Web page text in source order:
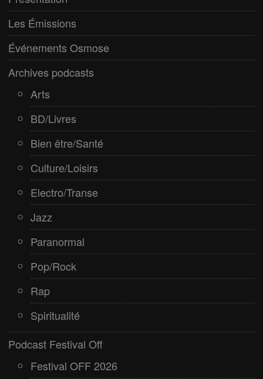
Paranormal
Pop/Rock
Rap
Spiritualité
Les Émissions
Événements Osmose
Archives podcasts
Arts
BD/Livres
Bien être/Santé
Culture/Loisirs
Electro/Transe
Jazz
Paranormal
Pop/Rock
Rap
Spiritualité
Podcast Festival Off
Festival OFF 2026